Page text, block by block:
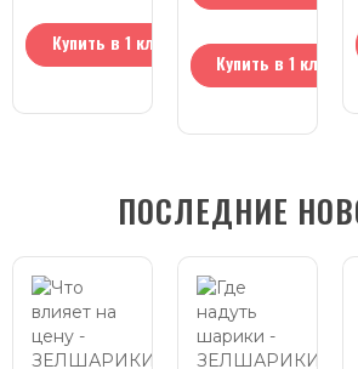
Купить в 1 клик
Купить в 1 клик
ПОСЛЕДНИЕ